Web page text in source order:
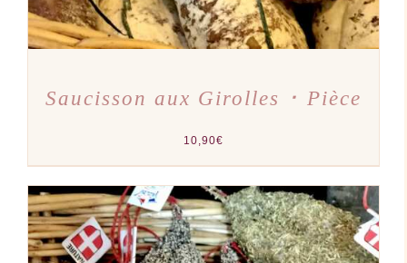
Saucisson aux Girolles ･ Pièce
10,90€